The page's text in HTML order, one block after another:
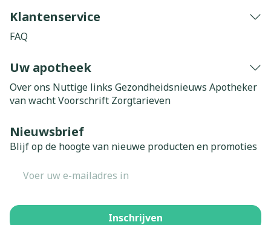
Klantenservice
FAQ
Uw apotheek
Over ons Nuttige links Gezondheidsnieuws Apotheker
van wachtVoorschrift Zorgtarieven
Nieuwsbrief
Blijf op de hoogte van nieuwe producten en promoties
Inschrijven